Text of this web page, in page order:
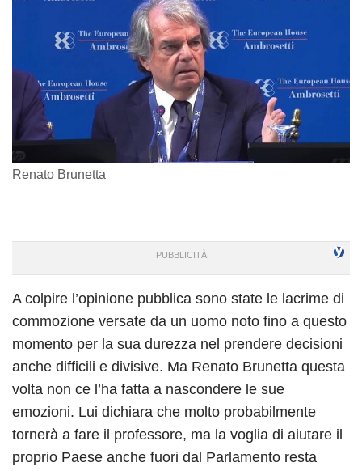
Renato Brunetta
A colpire l’opinione pubblica sono state le lacrime di
commozione versate da un uomo noto fino a questo
momento per la sua durezza nel prendere decisioni
anche difficili e divisive. Ma Renato Brunetta questa
volta non ce l’ha fatta a nascondere le sue
emozioni. Lui dichiara che molto probabilmente
tornerà a fare il professore, ma la voglia di aiutare il
proprio Paese anche fuori dal Parlamento resta